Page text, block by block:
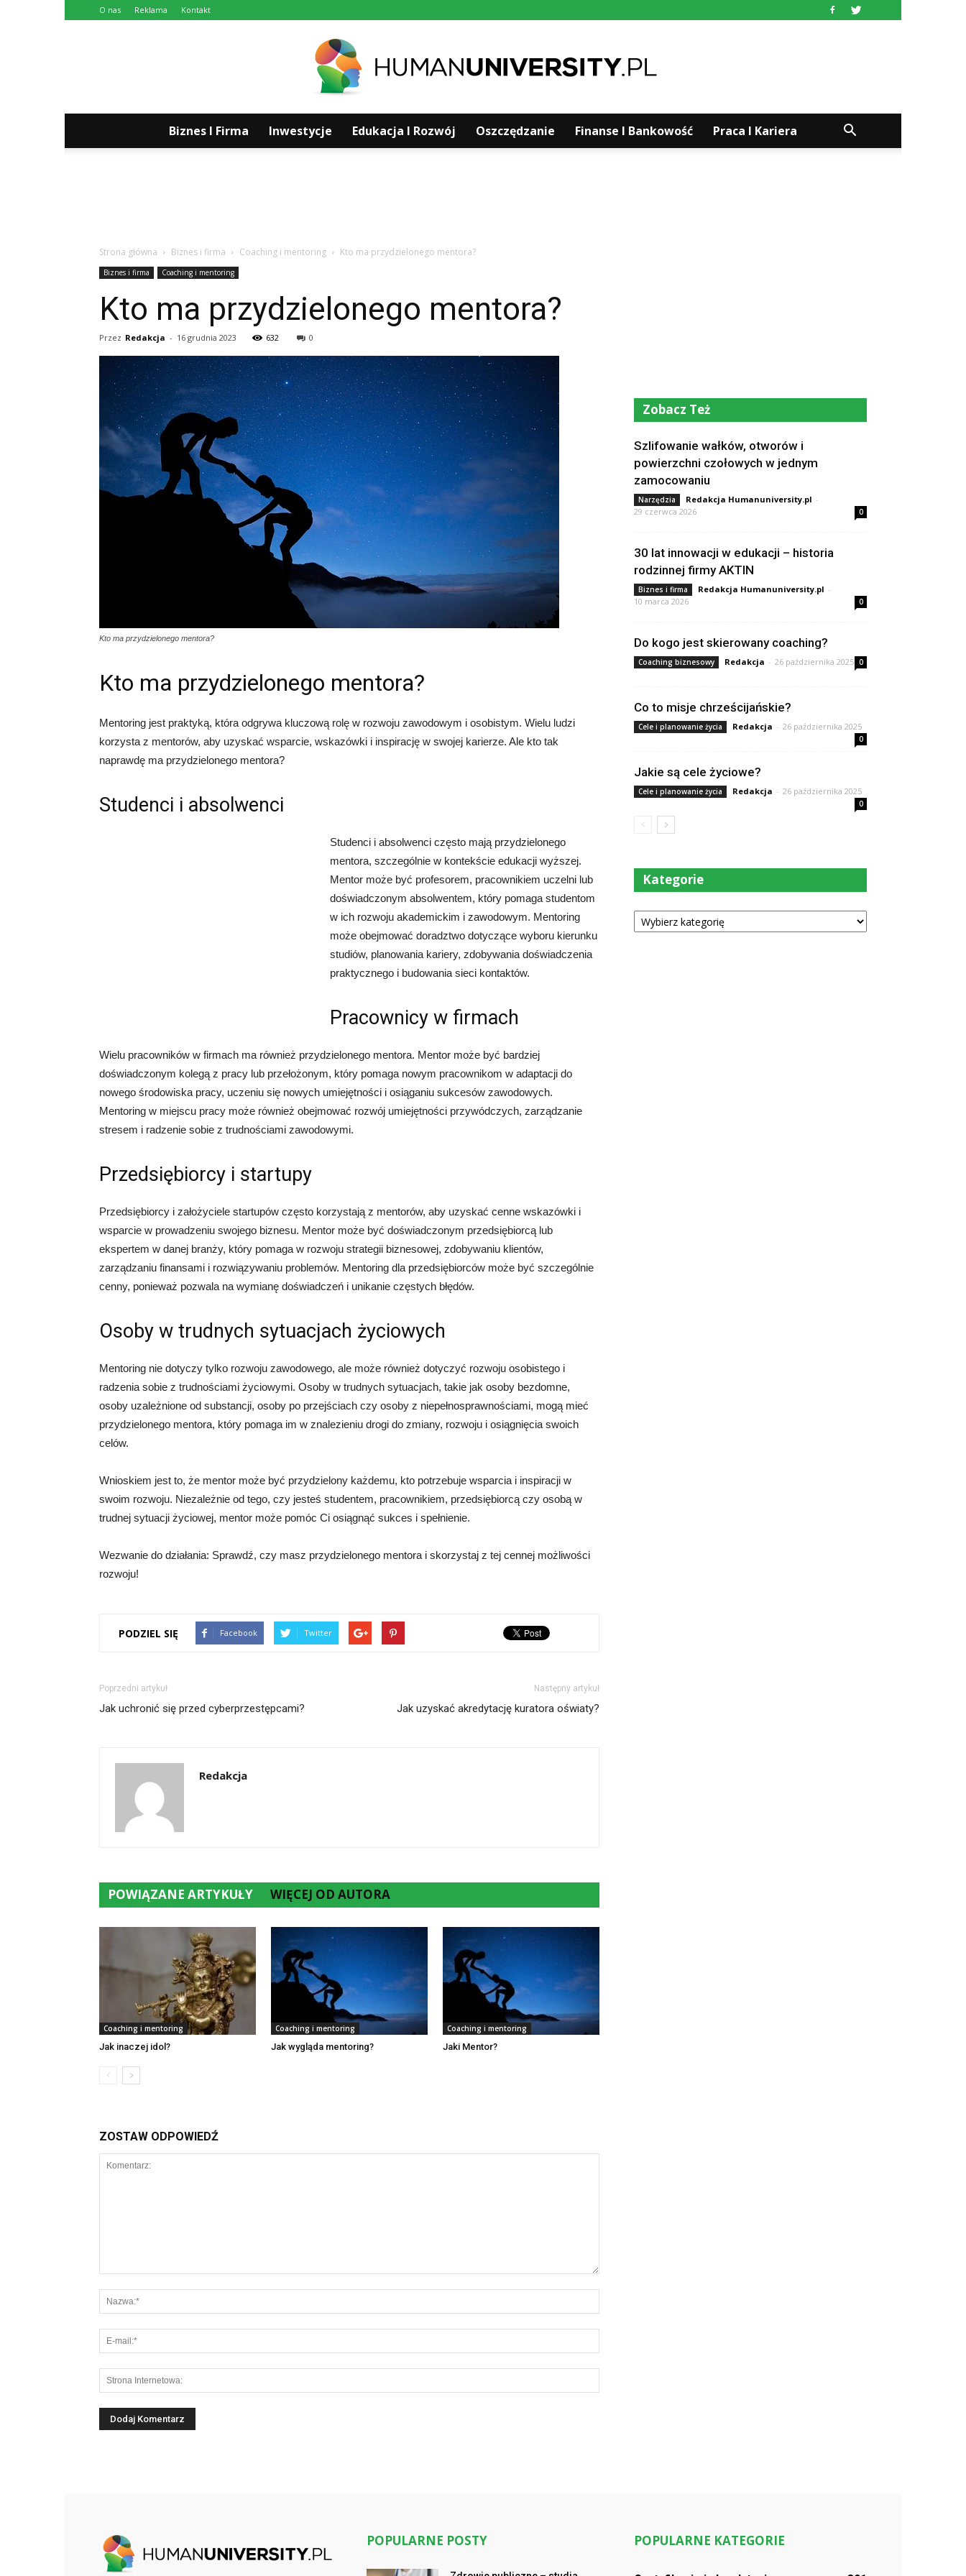
O nas Reklama Kontakt
Biznes I Firma Inwestycje Edukacja I Rozwój Oszczędzanie Finanse I Bankowość Praca I Kariera
Strona główna Biznes i firma Coaching i mentoring Kto ma przydzielonego mentora?
Biznes i firma Coaching i mentoring
Kto ma przydzielonego mentora?
Przez Redakcja - 16 grudnia 2023 632 0
Kto ma przydzielonego mentora?
Kto ma przydzielonego mentora?
Mentoring jest praktyką, która odgrywa kluczową rolę w rozwoju zawodowym i osobistym. Wielu ludzi
korzysta z mentorów, aby uzyskać wsparcie, wskazówki i inspirację w swojej karierze. Ale kto tak
naprawdę ma przydzielonego mentora?
Studenci i absolwenci
Studenci i absolwenci często mają przydzielonego
mentora, szczególnie w kontekście edukacji wyższej.
Mentor może być profesorem, pracownikiem uczelni lub
doświadczonym absolwentem, który pomaga studentom
w ich rozwoju akademickim i zawodowym. Mentoring
może obejmować doradztwo dotyczące wyboru kierunku
studiów, planowania kariery, zdobywania doświadczenia
praktycznego i budowania sieci kontaktów.
Pracownicy w firmach
Wielu pracowników w firmach ma również przydzielonego mentora. Mentor może być bardziej
doświadczonym kolegą z pracy lub przełożonym, który pomaga nowym pracownikom w adaptacji do
nowego środowiska pracy, uczeniu się nowych umiejętności i osiąganiu sukcesów zawodowych.
Mentoring w miejscu pracy może również obejmować rozwój umiejętności przywódczych, zarządzanie
stresem i radzenie sobie z trudnościami zawodowymi.
Przedsiębiorcy i startupy
Przedsiębiorcy i założyciele startupów często korzystają z mentorów, aby uzyskać cenne wskazówki i
wsparcie w prowadzeniu swojego biznesu. Mentor może być doświadczonym przedsiębiorcą lub
ekspertem w danej branży, który pomaga w rozwoju strategii biznesowej, zdobywaniu klientów,
zarządzaniu finansami i rozwiązywaniu problemów. Mentoring dla przedsiębiorców może być szczególnie
cenny, ponieważ pozwala na wymianę doświadczeń i unikanie częstych błędów.
Osoby w trudnych sytuacjach życiowych
Mentoring nie dotyczy tylko rozwoju zawodowego, ale może również dotyczyć rozwoju osobistego i
radzenia sobie z trudnościami życiowymi. Osoby w trudnych sytuacjach, takie jak osoby bezdomne,
osoby uzależnione od substancji, osoby po przejściach czy osoby z niepełnosprawnościami, mogą mieć
przydzielonego mentora, który pomaga im w znalezieniu drogi do zmiany, rozwoju i osiągnięcia swoich
celów.
Wnioskiem jest to, że mentor może być przydzielony każdemu, kto potrzebuje wsparcia i inspiracji w
swoim rozwoju. Niezależnie od tego, czy jesteś studentem, pracownikiem, przedsiębiorcą czy osobą w
trudnej sytuacji życiowej, mentor może pomóc Ci osiągnąć sukces i spełnienie.
Wezwanie do działania: Sprawdź, czy masz przydzielonego mentora i skorzystaj z tej cennej możliwości
rozwoju!
PODZIEL SIĘ Facebook Twitter
Poprzedni artykuł
Jak uchronić się przed cyberprzestępcami?
Następny artykuł
Jak uzyskać akredytację kuratora oświaty?
Redakcja
POWIĄZANE ARTYKUŁY WIĘCEJ OD AUTORA
Coaching i mentoring
Jak inaczej idol?
Coaching i mentoring
Jak wygląda mentoring?
Coaching i mentoring
Jaki Mentor?
ZOSTAW ODPOWIEDŹ
Zobacz Też
Szlifowanie wałków, otworów i
powierzchni czołowych w jednym
zamocowaniu
Narzędzia Redakcja Humanuniversity.pl -
29 czerwca 2026
0
30 lat innowacji w edukacji – historia
rodzinnej firmy AKTIN
Biznes i firma Redakcja Humanuniversity.pl -
10 marca 2026
0
Do kogo jest skierowany coaching?
Coaching biznesowy Redakcja - 26 października 2025 0
Co to misje chrześcijańskie?
Cele i planowanie życia Redakcja - 26 października 2025
0
Jakie są cele życiowe?
Cele i planowanie życia Redakcja - 26 października 2025
0
Kategorie
Kategorie
POPULARNE POSTY POPULARNE KATEGORIE